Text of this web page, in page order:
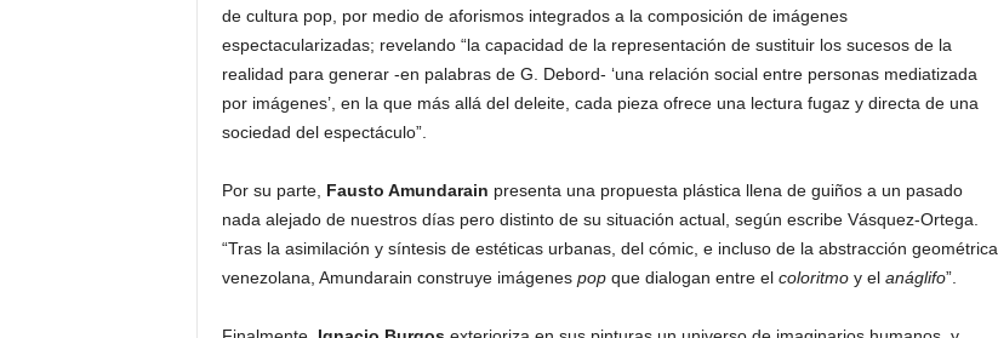
de cultura pop, por medio de aforismos integrados a la composición de imágenes
espectacularizadas; revelando “la capacidad de la representación de sustituir los sucesos de la
realidad para generar -en palabras de G. Debord- ‘una relación social entre personas mediatizada
por imágenes’, en la que más allá del deleite, cada pieza ofrece una lectura fugaz y directa de una
sociedad del espectáculo”.
Por su parte, Fausto Amundarain presenta una propuesta plástica llena de guiños a un pasado
nada alejado de nuestros días pero distinto de su situación actual, según escribe Vásquez-Ortega.
“Tras la asimilación y síntesis de estéticas urbanas, del cómic, e incluso de la abstracción geométrica
venezolana, Amundarain construye imágenes popque dialogan entre el coloritmoy el anáglifo”.